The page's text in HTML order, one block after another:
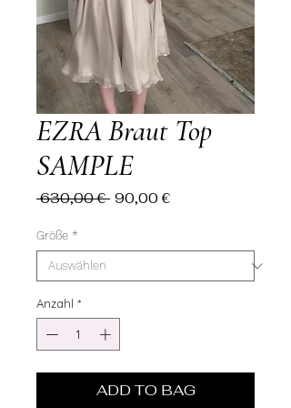
EZRA Braut Top
SAMPLE
630,00 € Standardpreis
90,00 €
Größe *
Anzahl *
ADD TO BAG